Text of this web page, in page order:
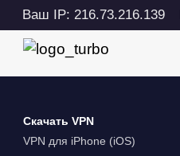
Ваш IP: 216.73.216.139
Скачать VPN
VPN для iPhone (iOS)